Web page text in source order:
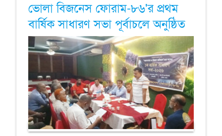
ভোলা বিজনেস ফোরাম-৮৬'র প্রথম
বার্ষিক সাধারণ সভা পূর্বাচলে অনুষ্ঠিত